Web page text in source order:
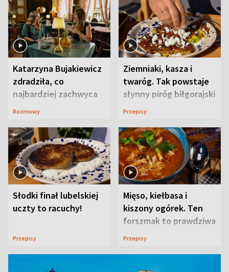
Katarzyna Bujakiewicz
zdradziła, co
najbardziej zachwyca
ją w Lublinie
Rozmowy
Ziemniaki, kasza i
twaróg. Tak powstaje
słynny piróg biłgorajski
Przepisy
Słodki finał lubelskiej
uczty to racuchy!
Przepisy
Mięso, kiełbasa i
kiszony ogórek. Ten
forszmak to prawdziwa
uczta
Przepisy